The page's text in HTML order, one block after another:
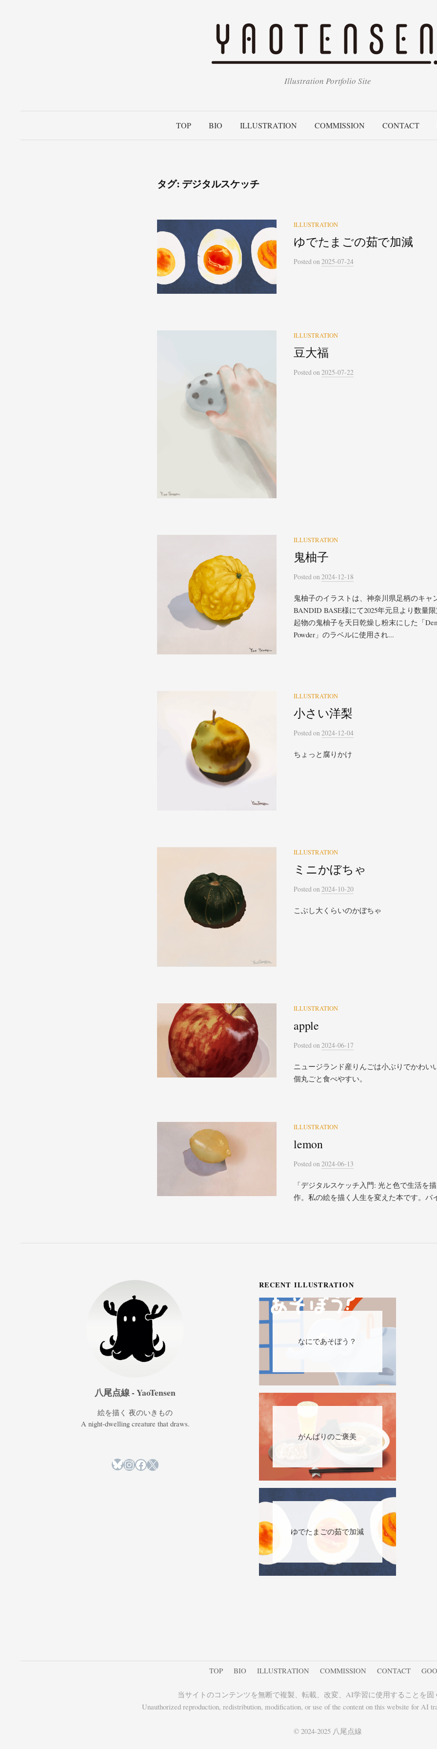
Illustration Portfolio Site
TOP BIO ILLUSTRATION COMMISSION CONTACT
タグ: デジタルスケッチ
ILLUSTRATION
ゆでたまごの茹で加減
Postedon 2025-07-24
ILLUSTRATION
豆大福
Postedon 2025-07-22
ILLUSTRATION
鬼柚子
Postedon 2024-12-18
鬼柚子のイラストは、神奈川県足柄のキャ
BANDID BASE様にて2025年元旦より数量
起物の鬼柚子を天日乾燥し粉末にした「
Powder」のラベルに使用され...
ILLUSTRATION
小さい洋梨
Postedon 2024-12-04
ちょっと腐りかけ
ILLUSTRATION
ミニかぼちゃ
Postedon 2024-10-20
こぶし大くらいのかぼちゃ
ILLUSTRATION
apple
Postedon 2024-06-17
ニュージランド産りんごは小ぶりでかわい
個丸ごと食べやすい。
ILLUSTRATION
lemon
Postedon 2024-06-13
「デジタルスケッチ入門: 光と色で生活を
作。私の絵を描く人生を変えた本です。バ
八尾点線 - YaoTensen
絵を描く 夜のいきもの
A night-dwelling creature that draws.
Bluesky
Instagram
Facebook
X
RECENT ILLUSTRATION
なにであそぼう？
がんばりのご褒美
ゆでたまごの茹で加減
TOP BIO ILLUSTRATION COMMISSION CONTACT
当サイトのコンテンツを無断で複製、転載、改変、AI学習に使用することを固
Unauthorized reproduction, redistribution, modification, or use of the content on this website for AI
© 2024-2025 八尾点線